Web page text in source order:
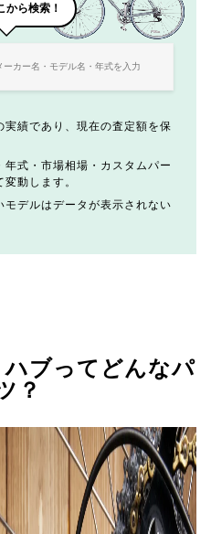
から検索！
績であり、現在の査定額を保
式・市場相場・カスタムパー
動します。
デルはデータが表示されない
ブってどんなパ
？